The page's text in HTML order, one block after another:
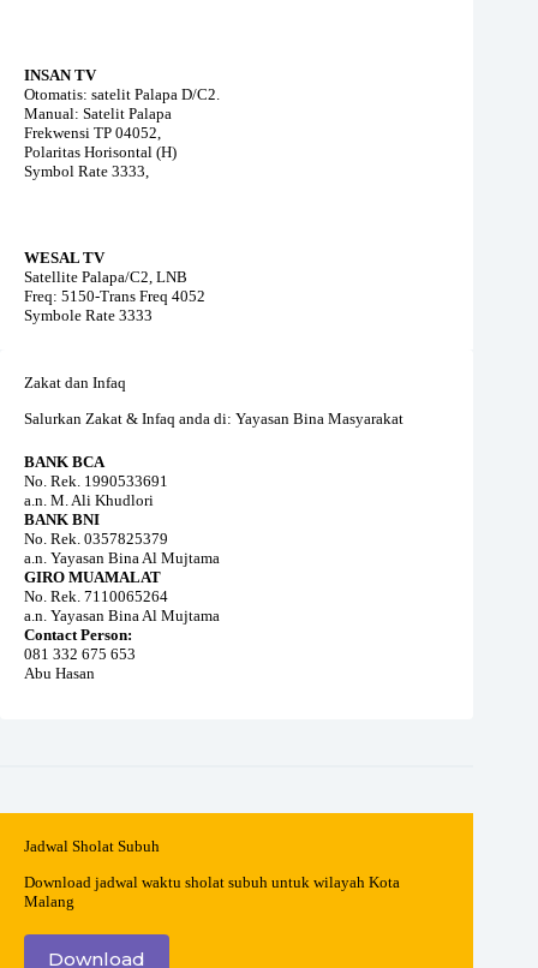
INSAN TV
Otomatis: satelit Palapa D/C2.
Manual: Satelit Palapa
Frekwensi TP 04052,
Polaritas Horisontal (H)
Symbol Rate 3333,
WESAL TV
Satellite Palapa/C2, LNB
Freq: 5150-Trans Freq 4052
Symbole Rate 3333
Zakat dan Infaq
Salurkan Zakat & Infaq anda di: Yayasan Bina Masyarakat
BANK BCA
No. Rek. 1990533691
a.n. M. Ali Khudlori
BANK BNI
No. Rek. 0357825379
a.n. Yayasan Bina Al Mujtama
GIRO MUAMALAT
No. Rek. 7110065264
a.n. Yayasan Bina Al Mujtama
Contact Person:
081 332 675 653
Abu Hasan
Jadwal Sholat Subuh
Download jadwal waktu sholat subuh untuk wilayah Kota
Malang
Download